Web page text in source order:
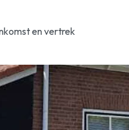
en vertrek